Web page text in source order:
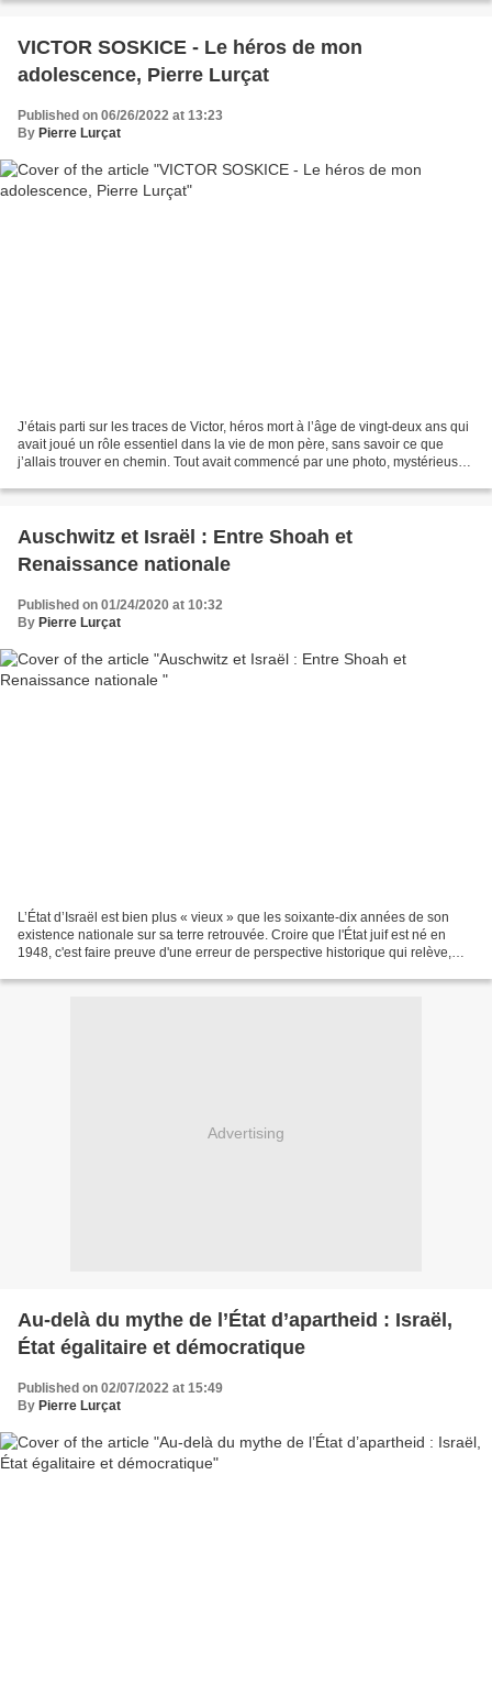
VICTOR SOSKICE - Le héros de mon
adolescence, Pierre Lurçat
Published on 06/26/2022 at 13:23
By Pierre Lurçat
J’étais parti sur les traces de Victor, héros mort à l’âge de vingt-deux ans qui
avait joué un rôle essentiel dans la vie de mon père, sans savoir ce que
j’allais trouver en chemin. Tout avait commencé par une photo, mystérieuse
Auschwitz et Israël : Entre Shoah et
Renaissance nationale
Published on 01/24/2020 at 10:32
By Pierre Lurçat
L’État d’Israël est bien plus « vieux » que les soixante-dix années de son
existence nationale sur sa terre retrouvée. Croire que l'État juif est né en
1948, c'est faire preuve d'une erreur de perspective historique qui relève,
Advertising
Au-delà du mythe de l’État d’apartheid : Israël,
État égalitaire et démocratique
Published on 02/07/2022 at 15:49
By Pierre Lurçat